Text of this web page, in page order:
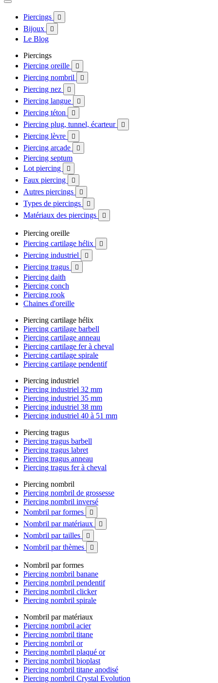
Piercings 
Bijoux 
Le Blog
Piercings
Piercing oreille

Piercing nombril 
Piercing nez 
Piercing langue 
Piercing téton 
Piercing plug, tunnel, écarteur 
Piercing lèvre 
Piercing arcade 
Piercing septum
Lot piercing

Faux piercing 
Autres piercings 
Types de piercings 
Matériaux des piercings 
Piercing oreille
Piercing cartilage hélix

Piercing industriel 
Piercing tragus 
Piercing daith
Piercing conch
Piercing rook
Chaines d'oreille
Piercing cartilage hélix
Piercing cartilage barbell
Piercing cartilage anneau
Piercing cartilage fer à cheval
Piercing cartilage spirale
Piercing cartilage pendentif
Piercing industriel
Piercing industriel 32 mm
Piercing industriel 35 mm
Piercing industriel 38 mm
Piercing industriel 40 à 51 mm
Piercing tragus
Piercing tragus barbell
Piercing tragus labret
Piercing tragus anneau
Piercing tragus fer à cheval
Piercing nombril
Piercing nombril de grossesse
Piercing nombril inversé
Nombril par formes

Nombril par matériaux 
Nombril par tailles 
Nombril par thèmes 
Nombril par formes
Piercing nombril banane
Piercing nombril pendentif
Piercing nombril clicker
Piercing nombril spirale
Nombril par matériaux
Piercing nombril acier
Piercing nombril titane
Piercing nombril or
Piercing nombril plaqué or
Piercing nombril bioplast
Piercing nombril titane anodisé
Piercing nombril Crystal Evolution